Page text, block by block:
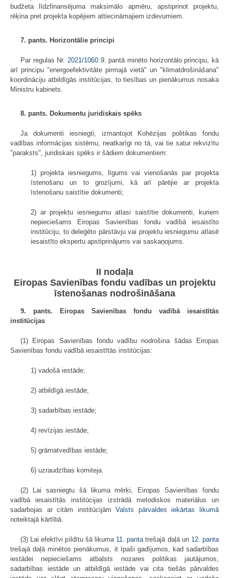
budžeta līdzfinansējuma maksimālo apmēru, apstiprinot projektu,
rēķina pret projekta kopējiem attiecināmajiem izdevumiem.
7. pants. Horizontālie principi
Par regulas Nr. 2021/1060 9. pantā minēto horizontālo principu, kā
arī principu "energoefektivitāte pirmajā vietā" un "klimatdrošināšana"
koordināciju atbildīgās institūcijas, to tiesības un pienākumus nosaka
Ministru kabinets.
8. pants. Dokumentu juridiskais spēks
Ja dokumenti iesniegti, izmantojot Kohēzijas politikas fondu
vadības informācijas sistēmu, neatkarīgi no tā, vai tie satur rekvizītu
"paraksts", juridiskais spēks ir šādiem dokumentiem:
1) projekta iesniegums, līgums vai vienošanās par projekta
īstenošanu un to grozījumi, kā arī pārējie ar projekta
īstenošanu saistītie dokumenti;
2) ar projektu iesniegumu atlasi saistītie dokumenti, kuriem
nepieciešams Eiropas Savienības fondu vadībā iesaistīto
institūciju, to deleģēto pārstāvju vai projektu iesniegumu atlasē
iesaistīto ekspertu apstiprinājums vai saskaņojums.
II nodaļa
Eiropas Savienības fondu vadības un projektu
īstenošanas nodrošināšana
9. pants. Eiropas Savienības fondu vadībā iesaistītās
institūcijas
(1) Eiropas Savienības fondu vadību nodrošina šādas Eiropas
Savienības fondu vadībā iesaistītās institūcijas:
1) vadošā iestāde;
2) atbildīgā iestāde;
3) sadarbības iestāde;
4) revīzijas iestāde;
5) grāmatvedības iestāde;
6) uzraudzības komiteja.
(2) Lai sasniegtu šā likuma mērķi, Eiropas Savienības fondu
vadībā iesaistītās institūcijas izstrādā metodiskos materiālus un
sadarbojas ar citām institūcijāmValsts pārvaldes iekārtas likumā
noteiktajā kārtībā.
(3) Lai efektīvi pildītu šā likuma 11. pantatrešajā daļā un 12. panta
trešajā daļā minētos pienākumus, it īpaši gadījumos, kad sadarbības
iestādei nepieciešams atbalsts nozares politikas jautājumos,
sadarbības iestāde un atbildīgā iestāde vai cita tiešās pārvaldes